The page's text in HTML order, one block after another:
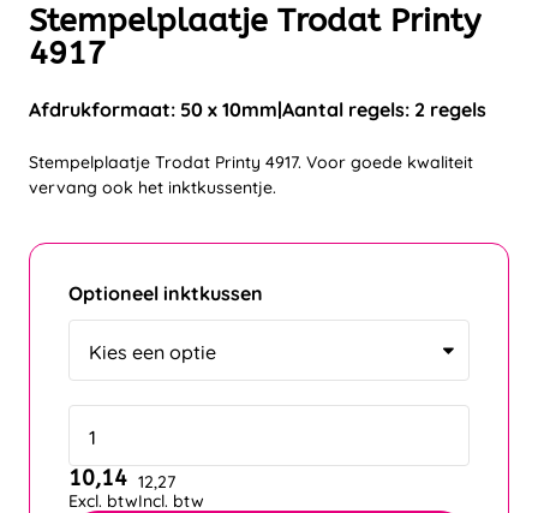
Stempelplaatje Trodat Printy
4917
Afdrukformaat: 50 x 10mm Aantal regels: 2 regels
Stempelplaatje Trodat Printy 4917. Voor goede kwaliteit
vervang ook het inktkussentje.
Optioneel inktkussen
10,14
Excl. btw
12,27
Incl. btw